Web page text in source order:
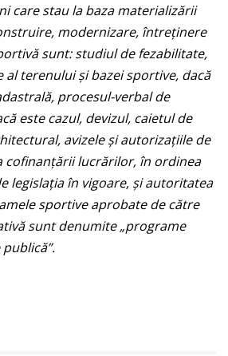
care stau la baza materializării
modernizare, întreţinere
sunt: studiul de fezabilitate,
terenului şi bazei sportive, dacă
procesul-verbal de
este cazul, devizul, caietul de
avizele şi autorizaţiilede
cofinanţării lucrărilor, în ordinea
legislaţia în vigoare, şiautoritatea
sportive aprobate de către
sunt denumite„programe